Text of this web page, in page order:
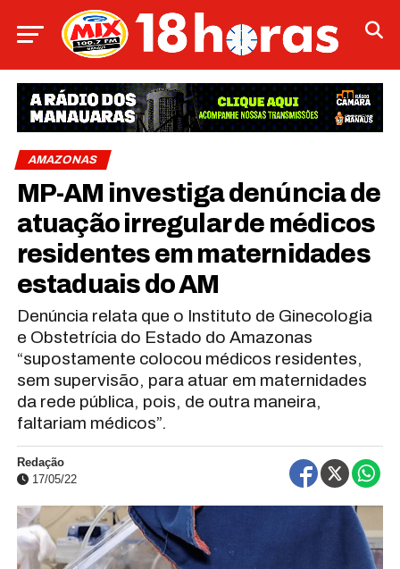
AMAZONAS
MP-AM investiga denúncia de
atuação irregular de médicos
residentes em maternidades
estaduais do AM
Denúncia relata que o Instituto de Ginecologia
e Obstetrícia do Estado do Amazonas
“supostamente colocou médicos residentes,
sem supervisão, para atuar em maternidades
da rede pública, pois, de outra maneira,
faltariam médicos”.
Redação
17/05/22